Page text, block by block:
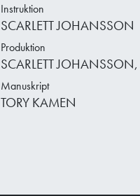
Instruktion
SCARLETT JOHANSSON
Produktion
SCARLETT
Manuskript
TORY KAMEN